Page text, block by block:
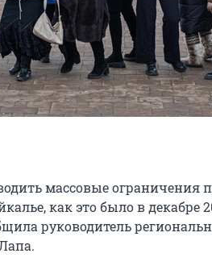
массовые ограничения
как это было в декабре
руководитель